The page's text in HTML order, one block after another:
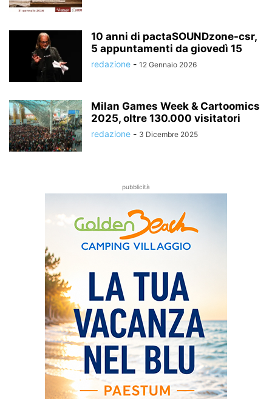
10 anni di pactaSOUNDzone-csr,
5 appuntamenti da giovedì 15
redazione - 12 Gennaio 2026
Milan Games Week & Cartoomics
2025, oltre 130.000 visitatori
redazione - 3 Dicembre 2025
pubblicità